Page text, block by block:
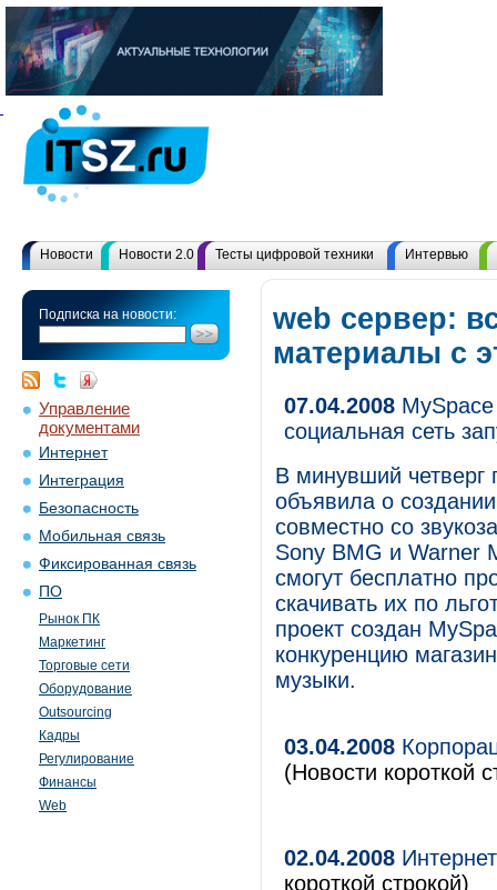
Новости Новости 2.0 Тесты цифровой техники Интервью
Подписка на новости:
Управление
документами
Интернет
Интеграция
Безопасность
Мобильная связь
Фиксированная связь
ПО
Рынок ПК
Маркетинг
Торговые сети
Оборудование
Outsourcing
Кадры
Регулирование
Финансы
Web
web сервер:
материалы с
07.04.2008
социальная сеть
В минувший четверг
объявила о
совместно со
Sony BMG и Warner
смогут бесплатно
скачивать их по
проект создан
конкуренцию
музыки.
03.04.2008
(Новости короткой
02.04.2008
короткой строкой)